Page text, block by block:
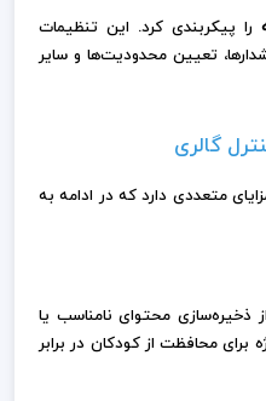
را پیکربندی کرد. این تنظیمات
تعیین محدودیت‌ها و سایر
گالری
متعددی دارد که در ادامه به
ذخیره‌سازی محتوای نامناسب یا
برای محافظت از کودکان در برابر